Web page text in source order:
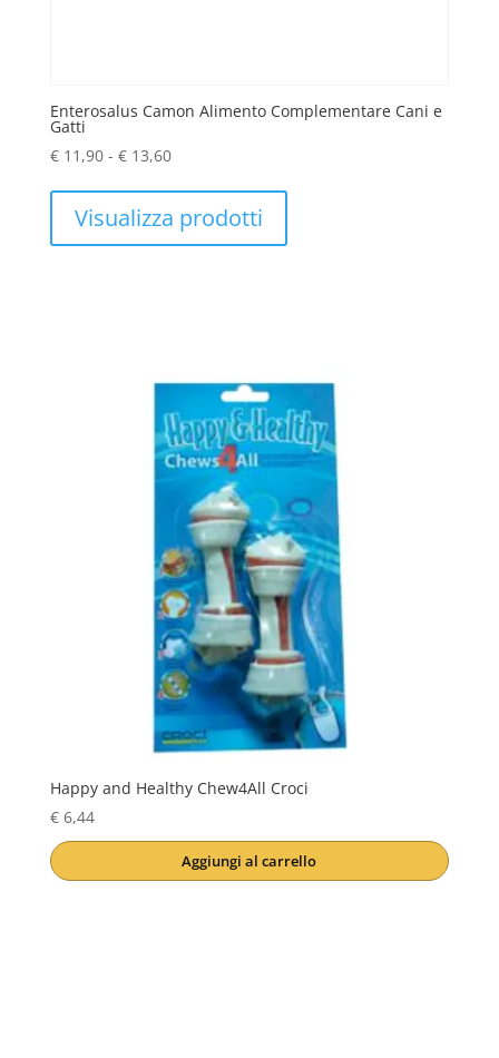
Enterosalus Camon Alimento Complementare Cani e
Gatti
€11,90 - €13,60Fascia
da
Visualizza prodotti
Happy and Healthy Chew4All Croci
€6,44
Aggiungi al carrello